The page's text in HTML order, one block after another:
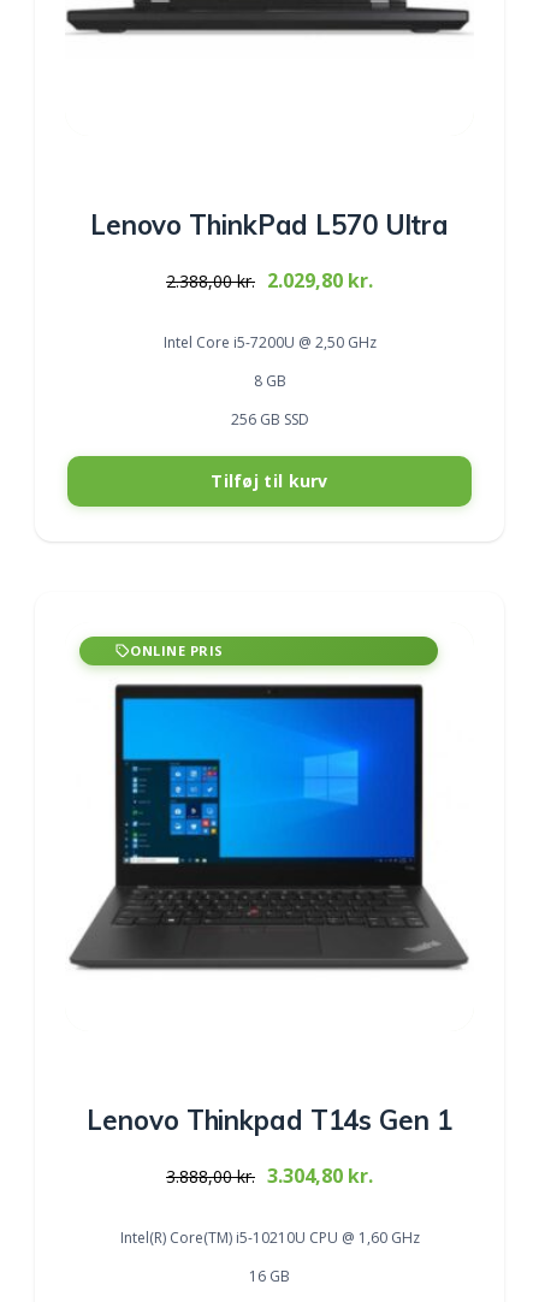
Lenovo ThinkPad L570 Ultra
2.388,00kr. Original
2.388,00 kr..
2.029,80 kr.Current
2.029,80 kr..
Intel Core i5-7200U @ 2,50 GHz
8 GB
256 GB SSD
Tilføj til kurv
ONLINE PRIS
Lenovo Thinkpad T14s Gen 1
3.888,00kr. Original
3.888,00 kr..
3.304,80 kr.Current
3.304,80 kr..
Intel(R) Core(TM) i5-10210U CPU @ 1,60 GHz
16 GB